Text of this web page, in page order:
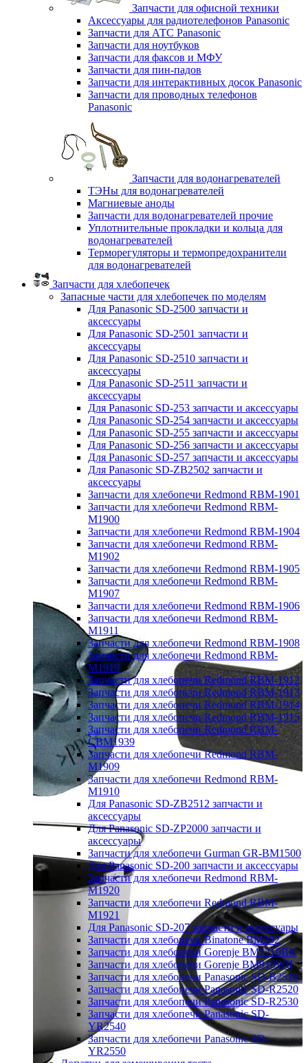
Запчасти для офисной техники
Аксессуары для радиотелефонов Panasonic
Запчасти для АТС Panasonic
Запчасти для ноутбуков
Запчасти для факсов и МФУ
Запчасти для пин-падов
Запчасти для интерактивных досок Panasonic
Запчасти для проводных телефонов
Panasonic
Запчасти для водонагревателей
ТЭНы для водонагревателей
Магниевые аноды
Запчасти для водонагревателей прочие
Уплотнительные прокладки и кольца для
водонагревателей
Терморегуляторы и термопредохранители
для водонагревателей
Запчасти для хлебопечек
Запасные части для хлебопечек по моделям
Для Panasonic SD-2500 запчасти и
аксессуары
Для Panasonic SD-2501 запчасти и
аксессуары
Для Panasonic SD-2510 запчасти и
аксессуары
Для Panasonic SD-2511 запчасти и
аксессуары
Для Panasonic SD-253 запчасти и аксессуары
Для Panasonic SD-254 запчасти и аксессуары
Для Panasonic SD-255 запчасти и аксессуары
Для Panasonic SD-256 запчасти и аксессуары
Для Panasonic SD-257 запчасти и аксессуары
Для Panasonic SD-ZB2502 запчасти и
аксессуары
Запчасти для хлебопечи Redmond RBM-1901
Запчасти для хлебопечи Redmond RBM-
M1900
Запчасти для хлебопечи Redmond RBM-1904
Запчасти для хлебопечи Redmond RBM-
M1902
Запчасти для хлебопечи Redmond RBM-1905
Запчасти для хлебопечи Redmond RBM-
M1907
Запчасти для хлебопечи Redmond RBM-1906
Запчасти для хлебопечи Redmond RBM-
M1911
Запчасти для хлебопечи Redmond RBM-1908
Запчасти для хлебопечи Redmond RBM-
M1919
Запчасти для хлебопечи Redmond RBM-1912
Запчасти для хлебопечи Redmond RBM-1913
Запчасти для хлебопечи Redmond RBM-1914
Запчасти для хлебопечи Redmond RBM-1915
Запчасти для хлебопечи Redmond RBM-
CBM1939
Запчасти для хлебопечи Redmond RBM-
M1909
Запчасти для хлебопечи Redmond RBM-
M1910
Для Panasonic SD-ZB2512 запчасти и
аксессуары
Для Panasonic SD-ZP2000 запчасти и
аксессуары
Запчасти для хлебопечи Gurman GR-BM1500
Для Panasonic SD-200 запчасти и аксессуары
Запчасти для хлебопечи Redmond RBM-
M1920
Запчасти для хлебопечи Redmond RBM-
M1921
Для Panasonic SD-207 запчасти и аксессуары
Запчасти для хлебопечи Binatone BM202
Запчасти для хлебопечи Gorenje BM1210BK
Запчасти для хлебопечи Gorenje BM910WII
Запчасти для хлебопечи Panasonic SD-B2510
Запчасти для хлебопечи Panasonic SD-R2520
Запчасти для хлебопечи Panasonic SD-R2530
Запчасти для хлебопечи Panasonic SD-
YR2540
Запчасти для хлебопечи Panasonic SD-
YR2550